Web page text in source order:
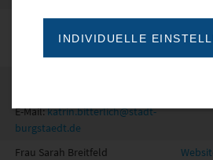
Herr Dirk Eidtner
035771/ 56032
E-Mail:katrin.bitterlich@stadt-
burgstaedt.de
Frau Sarah Breitfeld
INDIVIDUELLE